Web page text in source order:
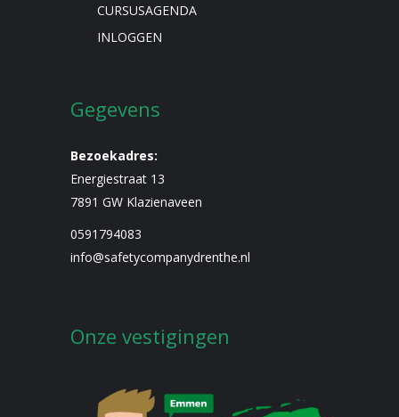
CURSUSAGENDA
INLOGGEN
Gegevens
Bezoekadres:
Energiestraat 13
7891 GW Klazienaveen
0591794083
info@safetycompanydrenthe.nl
Onze vestigingen